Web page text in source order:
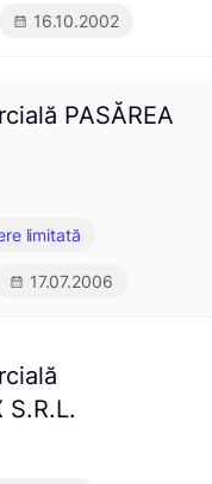
16.10.2002
PASĂREA
limitată
17.07.2006
S.R.L.